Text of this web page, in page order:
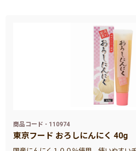
商品コード - 110974
東京フード おろしにんにく 40g